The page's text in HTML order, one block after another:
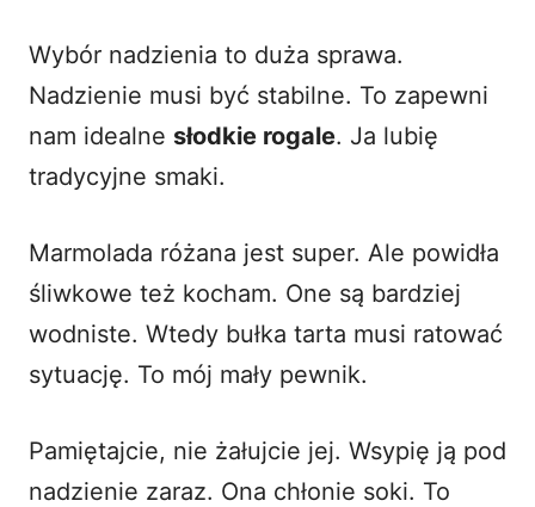
Wybór nadzienia to duża sprawa.
Nadzienie musi być stabilne. To zapewni
nam idealne słodkie rogale. Ja lubię
tradycyjne smaki.
Marmolada różana jest super. Ale powidła
śliwkowe też kocham. One są bardziej
wodniste. Wtedy bułka tarta musi ratować
sytuację. To mój mały pewnik.
Pamiętajcie, nie żałujcie jej. Wsypię ją pod
nadzienie zaraz. Ona chłonie soki. To